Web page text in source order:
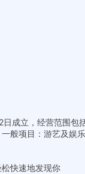
成立，经营范围包
般项目：游艺及娱
快速地发现你